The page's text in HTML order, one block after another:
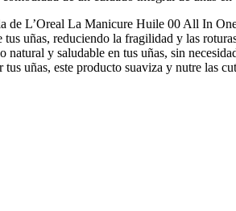
de L’Oreal La Manicure Huile 00 All In
uñas, reduciendo la fragilidad y las
natural y saludable en tus uñas, sin
tus uñas, este producto suaviza y nutre las